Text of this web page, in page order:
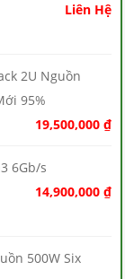
Liên Hệ
2U Nguồn
95%
19,500,000 ₫
6Gb/s
14,900,000 ₫
500W Six